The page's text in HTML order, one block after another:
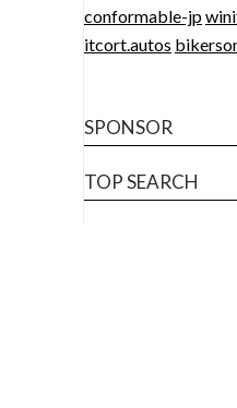
conformable-jp
itcort.autos
SPONSOR
TOP SEARCH